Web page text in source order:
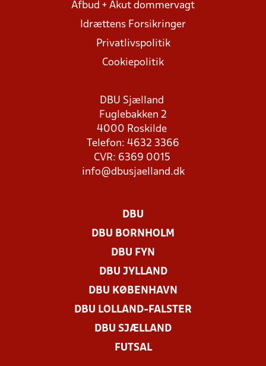
Afbud + Akut dommervagt
Idrættens Forsikringer
Privatlivspolitik
Cookiepolitik
DBU Sjælland
Fuglebakken 2
4000 Roskilde
Telefon: 4632 3366
CVR: 6369 0015
info@dbusjaelland.dk
DBU
DBU BORNHOLM
DBU FYN
DBU JYLLAND
DBU KØBENHAVN
DBU LOLLAND-FALSTER
DBU SJÆLLAND
FUTSAL